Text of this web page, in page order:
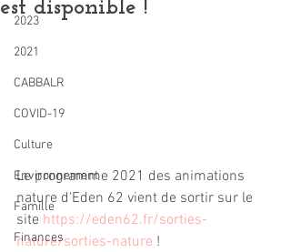
2023
2021
CABBALR
COVID-19
Culture
Environnement
Famille
Finances
est disponible !
Le programme 2021 des animations
nature d'Eden 62 vient de sortir sur le
site https://eden62.fr/sorties-
nature/sorties-nature !